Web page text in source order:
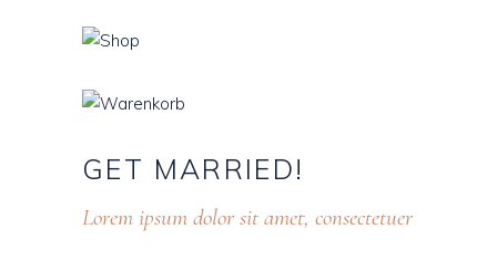
GET MARRIED!
Lorem ipsum dolor sit amet, consectetuer